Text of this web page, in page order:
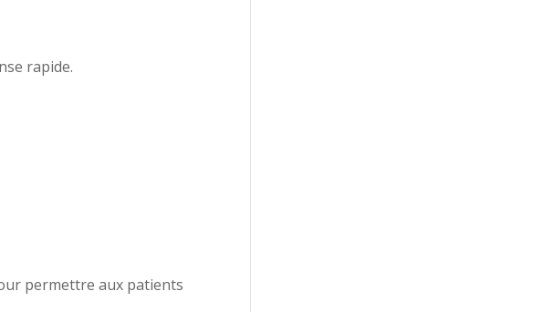
rapide.
permettre aux patients